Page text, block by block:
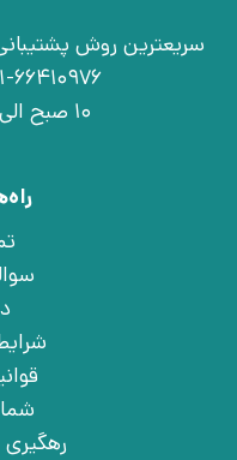
سریعترین روش
021-66410976 | 09030925756
10 صبح الی 15 (3 بعد از ظهر)